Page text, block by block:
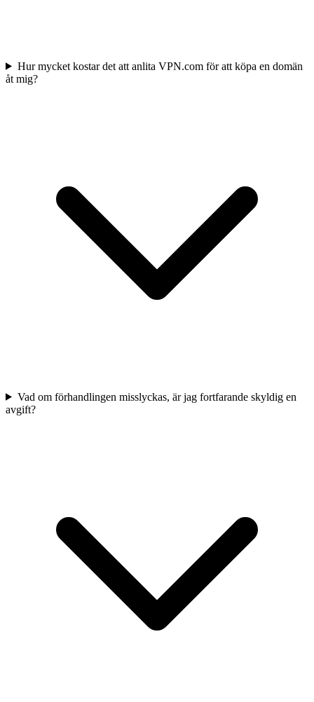
Hur mycket kostar det att anlita VPN.com för att köpa en domän
åt mig?
Vad om förhandlingen misslyckas, är jag fortfarande skyldig en
avgift?